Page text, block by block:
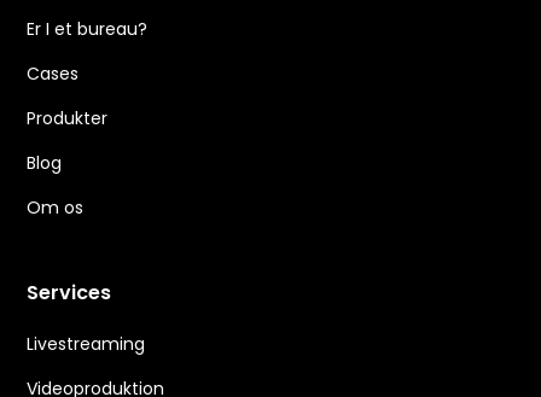
Er I et bureau?
Cases
Produkter
Blog
Om os
Services
Livestreaming
Videoproduktion